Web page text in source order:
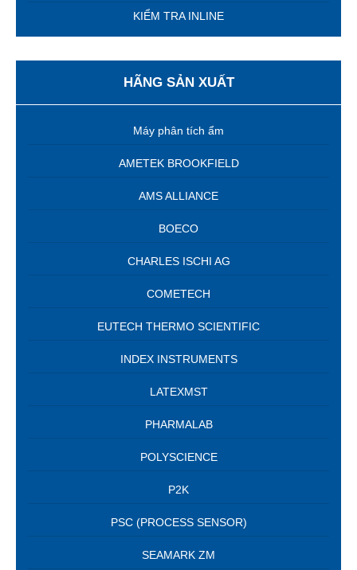
KIỂM TRA INLINE
HÃNG SẢN XUẤT
Máy phân tích ẩm
AMETEK BROOKFIELD
AMS ALLIANCE
BOECO
CHARLES ISCHI AG
COMETECH
EUTECH THERMO SCIENTIFIC
INDEX INSTRUMENTS
LATEXMST
PHARMALAB
POLYSCIENCE
P2K
PSC (PROCESS SENSOR)
SEAMARK ZM